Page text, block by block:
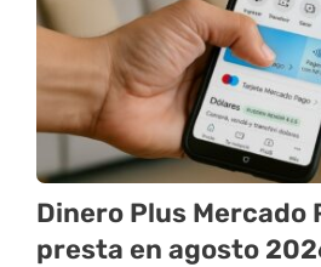
Dinero Plus Mercado
presta en agosto